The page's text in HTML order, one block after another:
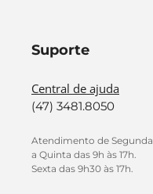
Suporte
Central de ajuda
(47) 3481.8050
Atendimento de Segunda
a Quinta das 9h às 17h.
Sexta das 9h30 às 17h.